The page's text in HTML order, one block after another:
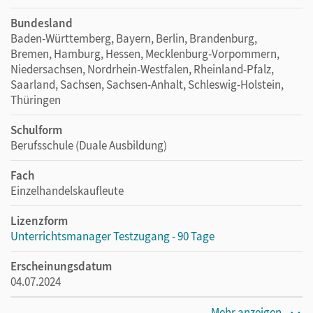
Bundesland
Baden-Württemberg, Bayern, Berlin, Brandenburg,
Bremen, Hamburg, Hessen, Mecklenburg-Vorpommern,
Niedersachsen, Nordrhein-Westfalen, Rheinland-Pfalz,
Saarland, Sachsen, Sachsen-Anhalt, Schleswig-Holstein,
Thüringen
Schulform
Berufsschule (Duale Ausbildung)
Fach
Einzelhandelskaufleute
Lizenzform
Unterrichtsmanager Testzugang - 90 Tage
Erscheinungsdatum
04.07.2024